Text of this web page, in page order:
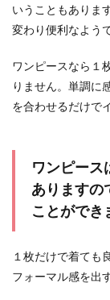
いうこともありま
変わり便利なよう
ワンピースなら１
りません。単調に
を合わせるだけで
ワンピース
ありますの
ことができ
１枚だけで着ても
フォーマル感を出